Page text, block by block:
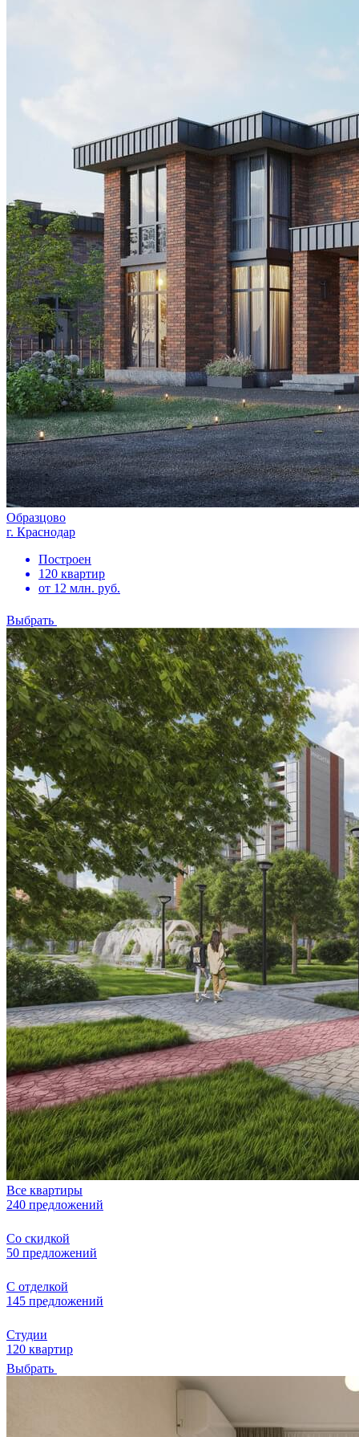
Образцово
г. Краснодар
Построен
120 квартир
от 12 млн. руб.
Выбрать
Все квартиры
240 предложений
Со скидкой
50 предложений
С отделкой
145 предложений
Студии
120 квартир
Выбрать